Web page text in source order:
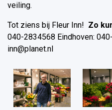
veiling.
Tot ziens bij Fleur Inn! Zo
040-2834568 Eindhoven:
inn@planet.nl